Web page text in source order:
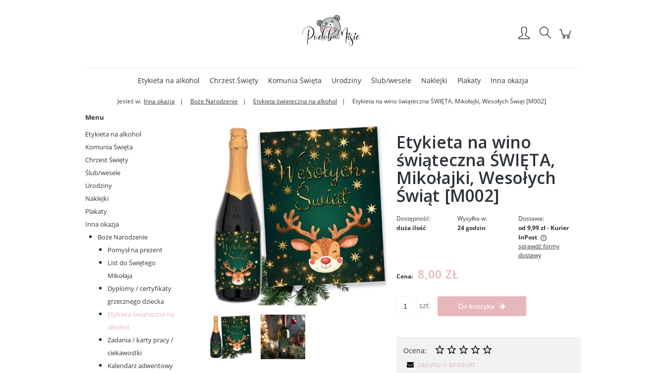
Etykieta na alkohol Chrzest Święty Komunia Święta Urodziny Ślub/wesele Naklejki Plakaty Inna okazja
Jesteś w: Inna okazja Boże Narodzenie Etykieta świąteczna na alkohol Etykieta na wino świąteczna ŚWIĘTA, Mikołajki, Wesołych Świąt [M002]
Menu
Etykieta na alkohol
Komunia Święta
Chrzest Święty
Ślub/wesele
Urodziny
Naklejki
Plakaty
Inna okazja
Boże Narodzenie
Pomysł na prezent
List do Świętego
Mikołaja
Dyplomy / certyfikaty
grzecznego dziecka
Etykieta świąteczna na
alkohol
Zadania / karty pracy /
ciekawostki
Kalendarz adwentowy
Etykieta na wino
świąteczna ŚWIĘTA,
Mikołajki, Wesołych
Świąt [M002]
Dostępność:
duża ilość
Wysyłka w:
24 godzin
Dostawa:
od 9,99 zł - Kurier
InPost
kosztów płatności
sprawdź formy
dostawy
Cena: 8,00 ZŁ
szt. Do koszyka
Ocena:
zapytaj o produkt